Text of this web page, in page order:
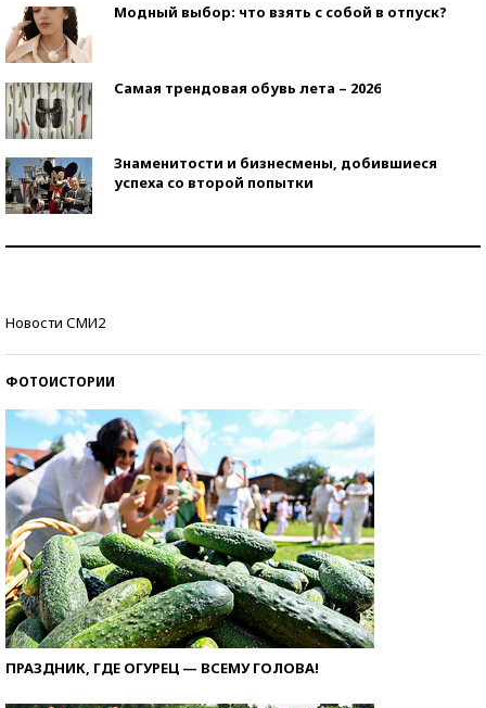
Модный выбор: что взять с собой в отпуск?
Самая трендовая обувь лета – 2026
Знаменитости и бизнесмены, добившиеся
успеха со второй попытки
Новости СМИ2
ФОТОИСТОРИИ
ПРАЗДНИК, ГДЕ ОГУРЕЦ — ВСЕМУ ГОЛОВА!